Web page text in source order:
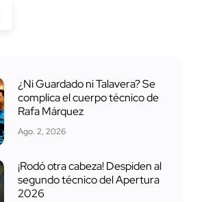
¿Ni Guardado ni Talavera? Se
complica el cuerpo técnico de
Rafa Márquez
Ago. 2, 2026
¡Rodó otra cabeza! Despiden al
segundo técnico del Apertura
2026